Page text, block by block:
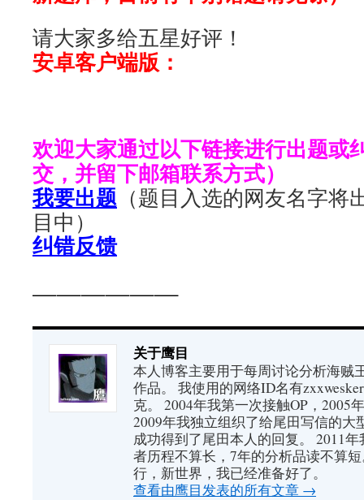
请大家多给五星好评！
安卓客户端版：
欢迎大家通过以下链接进行出题或
交，并留下邮箱联系方式）
我要出题 （题目入选的网友名字
目中）
纠错反馈
——————
关于鹰目
本人博客主要用于每周讨论分析海贼
作品。 我使用的网络ID名有
克。 2004年我第一次接触OP，2005
2009年我独立组织了给尾田写信的大
成功得到了尾田本人的回复。 2011
者历程不算长，7年的分析品读不算
行，新世界，我已经准备好了。
查看由鹰目发表的所有文章 →